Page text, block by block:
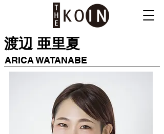
​渡辺 亜里夏
​ARICA WATANABE